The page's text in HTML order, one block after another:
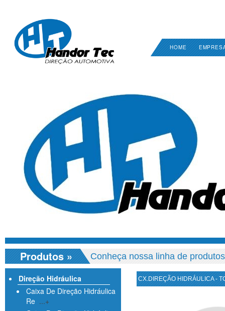
HOME
Direção Hidráulica
Caixa De Direção Hidráulica
Re ...+
Produtos » Conheça nossa linha de produtos
CX.DIREÇÃO HIDRÁULICA -